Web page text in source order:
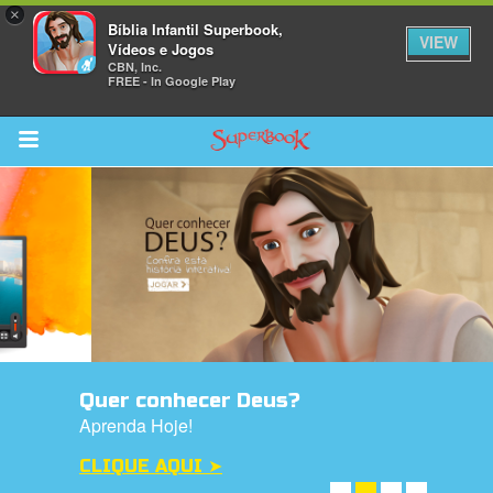
×
Bíblia Infantil Superbook,
Vídeos e Jogos
CBN, Inc.
FREE - In Google Play
VIEW
Return to Content
Quer conhecer Deus?
Aprenda Hoje!
CLIQUE AQUI ➤